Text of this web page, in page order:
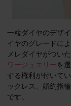
一粒ダイヤのデザ
イヤのグレードに
メレダイヤがつい
ワージュエリーを
する権利が付いて
ックレス、婚約指
です。